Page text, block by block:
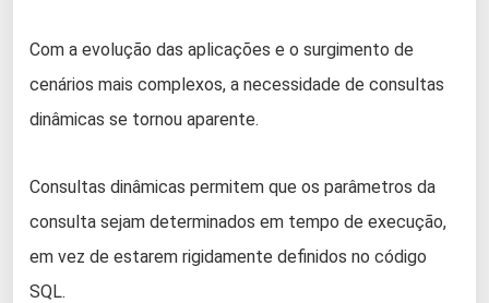
Com a evolução das aplicações e o surgimento de
cenários mais complexos, a necessidade de consultas
dinâmicas se tornou aparente.
Consultas dinâmicas permitem que os parâmetros da
consulta sejam determinados em tempo de execução,
em vez de estarem rigidamente definidos no código
SQL.